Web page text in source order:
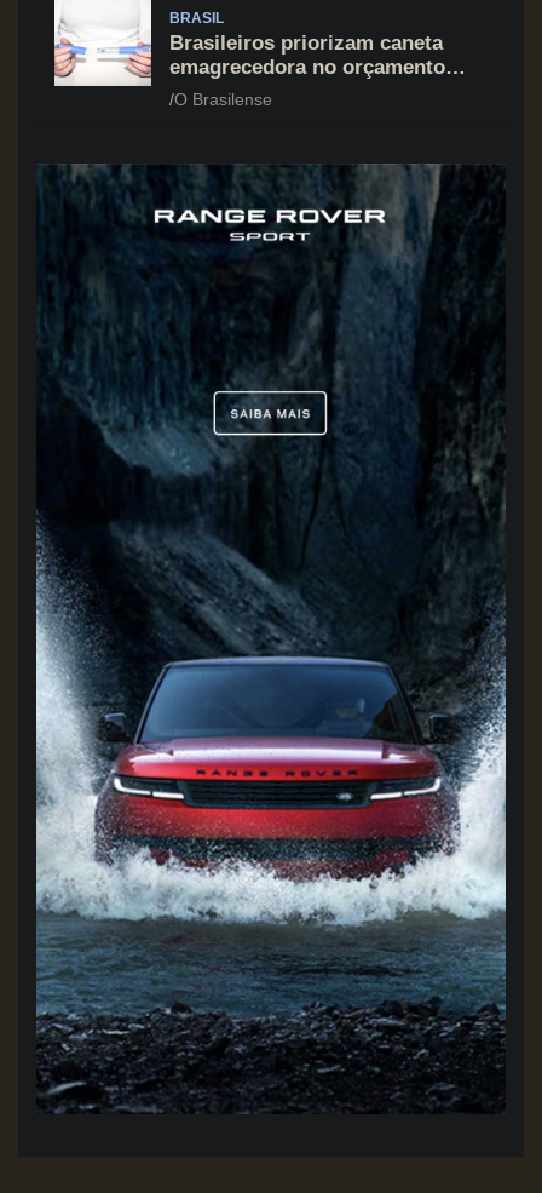
BRASIL
Brasileiros priorizam caneta
emagrecedora no orçamento
mesmo em situação de aperto
O Brasilense